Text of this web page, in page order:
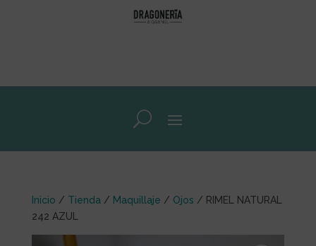
Inicio / Tienda / Maquillaje / Ojos / RIMEL NATURAL
242 AZUL